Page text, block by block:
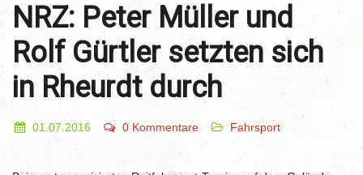
NRZ: Peter Müller und
Rolf Gürtler setzten sich
in Rheurdt durch
01.07.2016 0 Kommentare Fahrsport